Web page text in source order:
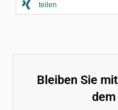
teilen
Bleiben Sie